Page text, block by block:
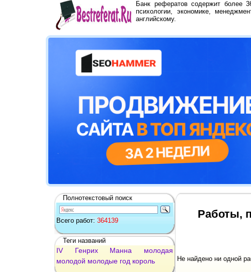
Банк рефератов содержит более
психологии, экономике,
английскому.
Полнотекстовый поиск
Всего работ: 364139
Теги названий
IV Генрих Манна
молодая
молодой молодые год король
Работы,
Не найдено ни одной